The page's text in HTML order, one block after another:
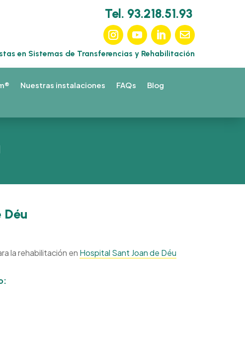
Tel. 93.218.51.93
en Sistemas de Transferencias y Rehabilitación
Nuestras instalaciones FAQs
Blog
la rehabilitación en Hospital Sant Joan de Déu